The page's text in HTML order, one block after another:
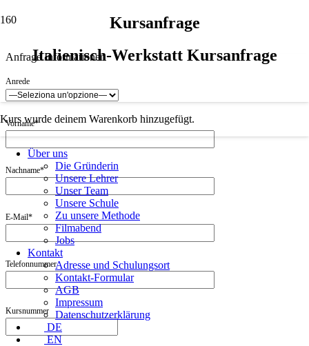
Kurs wurde deinem Warenkorb hinzugefügt.
Über uns
Die Gründerin
Unsere Lehrer
Unser Team
Unsere Schule
Zu unsere Methode
Filmabend
Jobs
Kontakt
Adresse und Schulungsort
Kontakt-Formular
AGB
Impressum
Datenschutzerklärung
DE
EN
Kursanfrage
Italienisch-Werkstatt Kursanfrage
Anfrage Informationen
Anrede
Vorname*
Nachname*
E-Mail*
Telefonnummer
Kursnummer